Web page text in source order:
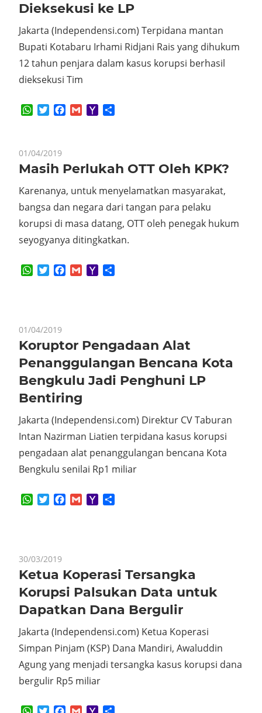
Dieksekusi ke LP
Jakarta (Independensi.com) Terpidana mantan
Bupati Kotabaru Irhami Ridjani Rais yang dihukum
12 tahun penjara dalam kasus korupsi berhasil
dieksekusi Tim
WhatsApp
TwitterFacebook
GmailYahoo
01/04/2019
Masih Perlukah OTT Oleh KPK?
Karenanya, untuk menyelamatkan masyarakat,
bangsa dan negara dari tangan para pelaku
korupsi di masa datang, OTT oleh penegak hukum
seyogyanya ditingkatkan.
WhatsApp
TwitterFacebook
GmailYahoo
01/04/2019
Koruptor Pengadaan Alat
Penanggulangan Bencana Kota
Bengkulu Jadi Penghuni LP
Bentiring
Jakarta (Independensi.com) Direktur CV Taburan
Intan Nazirman Liatien terpidana kasus korupsi
pengadaan alat penanggulangan bencana Kota
Bengkulu senilai Rp1 miliar
WhatsApp
TwitterFacebook
GmailYahoo
30/03/2019
Ketua Koperasi Tersangka
Korupsi Palsukan Data untuk
Dapatkan Dana Bergulir
Jakarta (Independensi.com) Ketua Koperasi
Simpan Pinjam (KSP) Dana Mandiri, Awaluddin
Agung yang menjadi tersangka kasus korupsi dana
bergulir Rp5 miliar